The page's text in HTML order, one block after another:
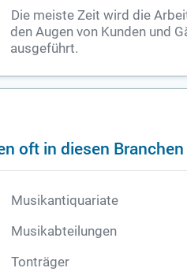
Die meiste Zeit wird die
den Augen von Kunden und
ausgeführt.
oft in diesen
Musikantiquariate
Musikabteilungen
Tonträger